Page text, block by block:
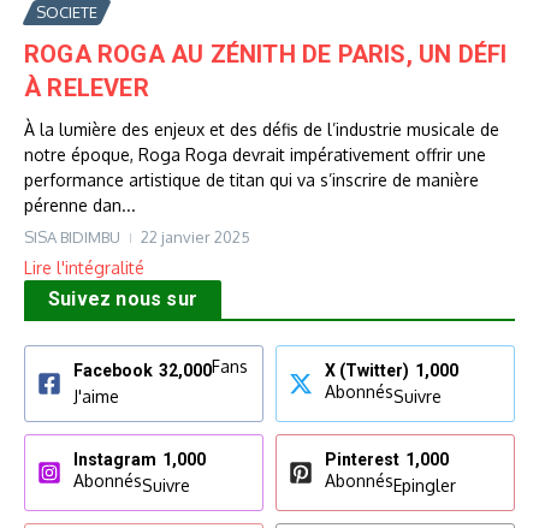
SOCIETE
ROGA ROGA AU ZÉNITH DE PARIS, UN DÉFI
À RELEVER
À la lumière des enjeux et des défis de l’industrie musicale de
notre époque, Roga Roga devrait impérativement offrir une
performance artistique de titan qui va s’inscrire de manière
pérenne dan...
SISA BIDIMBU 22 janvier 2025
Lire l'intégralité
Suivez nous sur
Facebook 32,000Fans
J'aime
X (Twitter) 1,000
AbonnésSuivre
Instagram 1,000
AbonnésSuivre
Pinterest 1,000
AbonnésEpingler